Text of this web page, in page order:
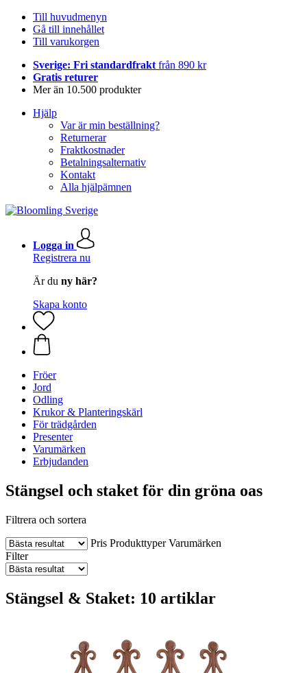
Till huvudmenyn
Gå till innehållet
Till varukorgen
Sverige: Fri standardfrakt från 890 kr
Gratis returer
Mer än 10.500 produkter
Hjälp
Var är min beställning?
Returnerar
Fraktkostnader
Betalningsalternativ
Kontakt
Alla hjälpämnen
Logga in
Registrera nu
Är du ny här?
Skapa konto
Fröer
Jord
Odling
Krukor & Planteringskärl
För trädgården
Presenter
Varumärken
Erbjudanden
Stängsel och staket för din gröna oas
Filtrera och sortera
Pris Produkttyper Varumärken
Filter
Stängsel & Staket: 10 artiklar